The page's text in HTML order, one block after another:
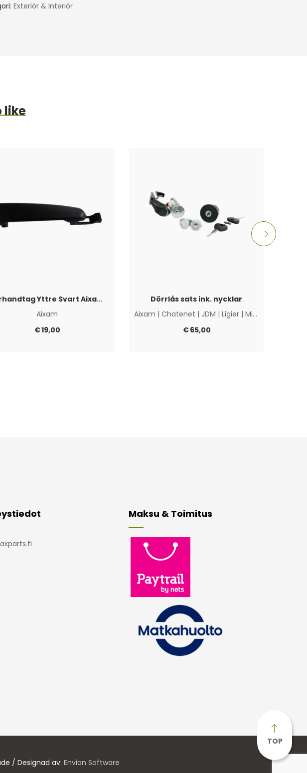
Exteriör & Interiör
like
Dörrhandtag Yttre Svart Aixam 2010+
Aixam
€19,00
Dörrlås sats ink. nycklar
Aixam | Chatenet | JDM | Ligier | Microcar
€65,00
Maksu & Toimitus
TOP
/ Designad av: Envion Software